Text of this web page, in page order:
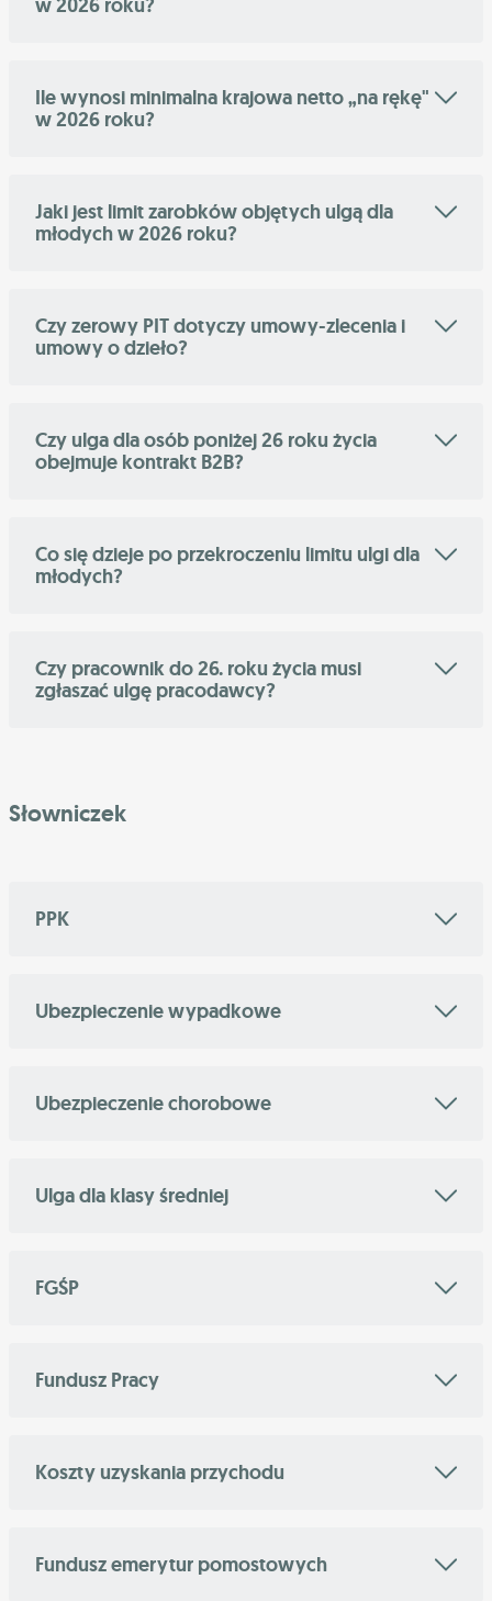
w 2026 roku?
Ile wynosi minimalna krajowa netto „na rękę"
w 2026 roku?
Jaki jest limit zarobków objętych ulgą dla
młodych w 2026 roku?
Czy zerowy PIT dotyczy umowy-zlecenia i
umowy o dzieło?
Czy ulga dla osób poniżej 26 roku życia
obejmuje kontrakt B2B?
Co się dzieje po przekroczeniu limitu ulgi dla
młodych?
Czy pracownik do 26. roku życia musi
zgłaszać ulgę pracodawcy?
Słowniczek
PPK
Ubezpieczenie wypadkowe
Ubezpieczenie chorobowe
Ulga dla klasy średniej
FGŚP
Fundusz Pracy
Koszty uzyskania przychodu
Fundusz emerytur pomostowych